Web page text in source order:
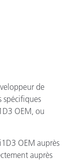
de
spécifiques
OEM, ou
OEM auprès
auprès